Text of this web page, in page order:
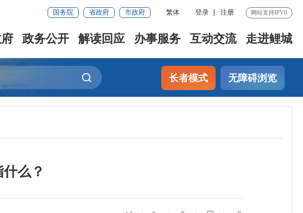
国务院 省政府 市政府 繁体 登录 注册 网站支持IPV6
政务公开 解读回应 办事服务 互动交流 走进鲤城
长者模式 无障碍浏览
么？